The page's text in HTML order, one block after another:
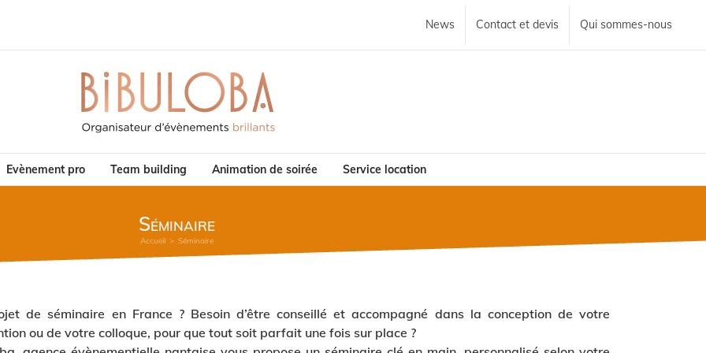
News Contact et devis Qui sommes-nous
Evènement pro Team building Animation de soirée Service location
Séminaire
Accueil > Séminaire
de séminaire en France ? Besoin d’être conseillé et accompagné dans la conception de votre
ou de votre colloque, pour que tout soit parfait une fois sur place ?